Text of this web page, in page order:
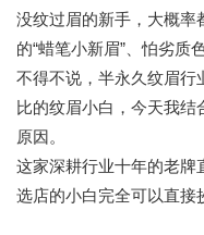
没纹过眉的新手，大概率
的“蜡笔小新眉”、怕劣
不得不说，半永久纹眉行
比的纹眉小白，今天我
原因。
这家深耕行业十年的老牌
选店的小白完全可以直接